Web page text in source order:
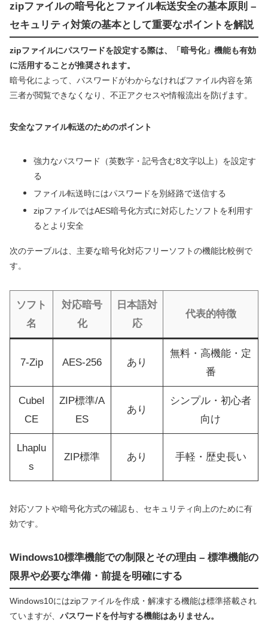
zipファイルの暗号化とファイル転送安全の基本原則 –
セキュリティ対策の基本として重要なポイントを解説
zipファイルにパスワードを設定する際は、「暗号化」機能も有効
に活用することが推奨されます。
暗号化によって、パスワードがわからなければファイル内容を第
三者が閲覧できなくなり、不正アクセスや情報流出を防げます。
安全なファイル転送のためのポイント
強力なパスワード（英数字・記号含む8文字以上）を設定す
る
ファイル転送時にはパスワードを別経路で送信する
zipファイルではAES暗号化方式に対応したソフトを利用す
るとより安全
次のテーブルは、主要な暗号化対応フリーソフトの機能比較例で
す。
ソフト
名
対応暗号
化
日本語対
応
代表的特徴
7-Zip AES-256 あり
無料・高機能・定
番
CubeI
CE
ZIP標準/A
ES
あり
シンプル・初心者
向け
Lhaplu
s
ZIP標準 あり 手軽・歴史長い
対応ソフトや暗号化方式の確認も、セキュリティ向上のために有
効です。
Windows10標準機能での制限とその理由 – 標準機能の
限界や必要な準備・前提を明確にする
Windows10にはzipファイルを作成・解凍する機能は標準搭載され
ていますが、 パスワードを付与する機能はありません。